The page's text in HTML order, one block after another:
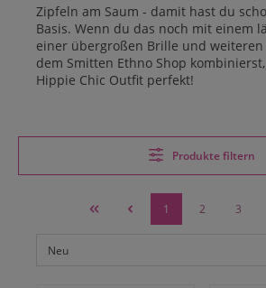
Zipfeln am Saum - damit hast du
Basis. Wenn du das noch mit einem
einer übergroßen Brille und weiteren
dem Smitten Ethno Shop
Hippie Chic Outfit perfekt!
Produkte filtern
1 2 3